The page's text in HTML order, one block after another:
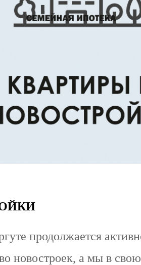
продолжается
новостроек, а мы в